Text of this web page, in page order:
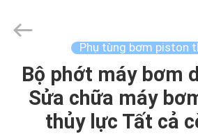
TRANG
CHỦ
Elephant
Reserved.
Phụ tùng bơm piston
Bộ phớt máy bơm
Sửa chữa máy
thủy lực Tất cả